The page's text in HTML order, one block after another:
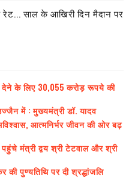
साल के आखिरी दिन मैदान पर
के लिए 30,055 करोड़ रूपये की
में : मुख्यमंत्री डॉ. यादव
आत्मनिर्भर जीवन की ओर बढ़
मंत्री द्वय श्री टेटवाल और श्री
की पुण्यतिथि पर दी श्रद्धांजलि